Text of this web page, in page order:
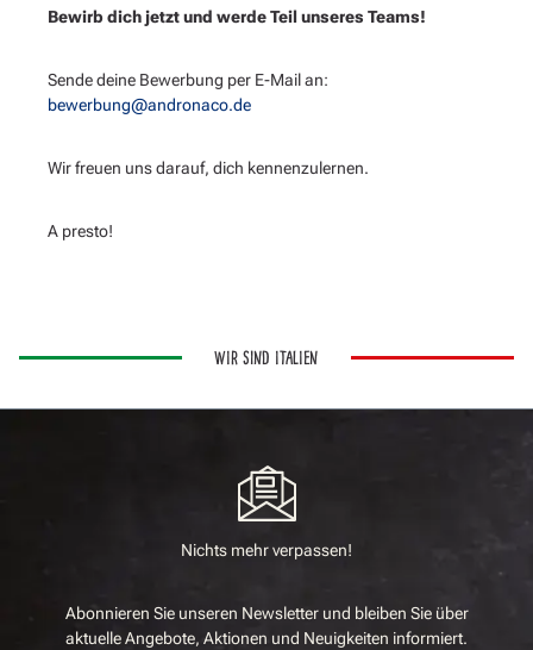
Bewirb dich jetzt und werde Teil unseres Teams!
Sende deine Bewerbung per E-Mail an:
bewerbung@andronaco.de
Wir freuen uns darauf, dich kennenzulernen.
A presto!
WIR SIND ITALIEN
Nichts mehr verpassen!
Abonnieren Sie unseren Newsletter und bleiben Sie über
aktuelle Angebote, Aktionen und Neuigkeiten informiert.